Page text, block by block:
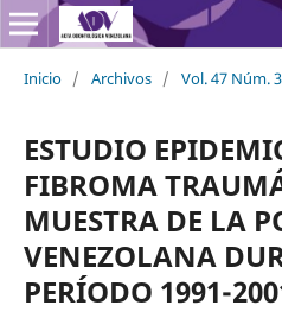
Inicio / Archivos / Vol. 47 Núm.
ESTUDIO
FIBROMA
MUESTRA DE LA
VENEZOLANA
PERÍODO 1991-